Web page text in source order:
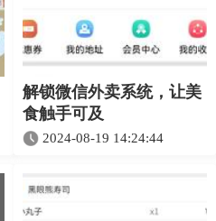
解锁微信外卖系统，让美
食触手可及
2024-08-19 14:24:44